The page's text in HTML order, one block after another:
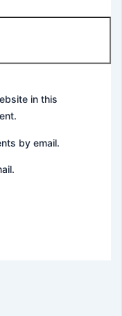
in this
by email.